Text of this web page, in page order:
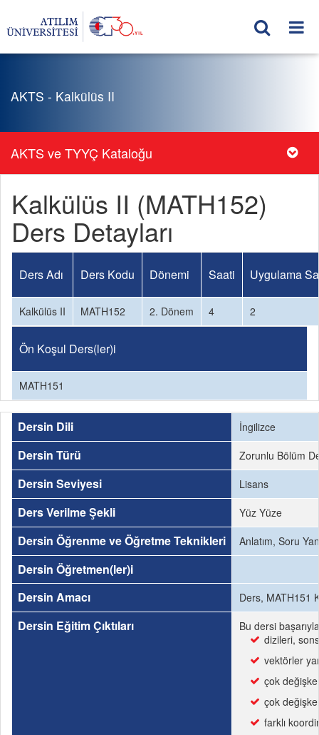
AKTS - Kalkülüs II
AKTS ve TYYÇ Kataloğu
Kalkülüs II (MATH152)
Ders Detayları
Ders Adı Ders Kodu Dönemi Saati Uygulama
Kalkülüs II MATH152 2. Dönem 4 2
Ön Koşul Ders(ler)i
MATH151
Dersin Dili İngilizce
Dersin Türü Zorunlu Bölüm
Dersin Seviyesi Lisans
Ders Verilme Şekli Yüz Yüze
Dersin Öğrenme ve Öğretme Teknikleri Anlatım, Soru
Dersin Öğretmen(ler)i
Dersin Amacı
Ders, MATH151
Dersin Eğitim Çıktıları
Bu dersi
dizileri,
vektörler
çok
çok
farklı